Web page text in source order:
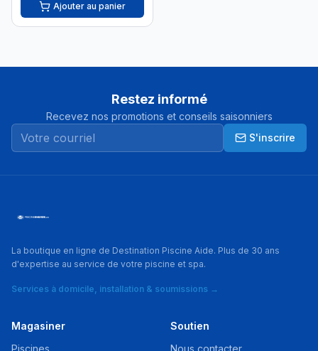
Ajouter au panier
Restez informé
Recevez nos promotions et conseils saisonniers
S'inscrire
La boutique en ligne de Destination Piscine Aide. Plus de 30 ans
d'expertise au service de votre piscine et spa.
Services à domicile, installation & soumissions →
Magasiner
Piscines
Soutien
Nous contacter